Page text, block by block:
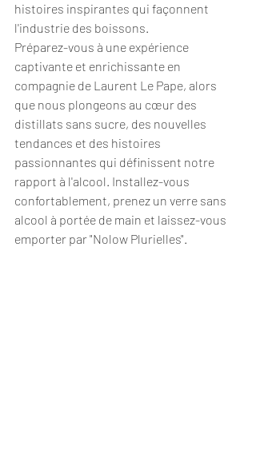
histoires inspirantes qui façonnent
l'industrie des boissons.
Préparez-vous à une expérience
captivante et enrichissante en
compagnie de Laurent Le Pape, alors
que nous plongeons au cœur des
distillats sans sucre, des nouvelles
tendances et des histoires
passionnantes qui définissent notre
rapport à l'alcool. Installez-vous
confortablement, prenez un verre sans
alcool à portée de main et laissez-vous
emporter par "Nolow Plurielles".